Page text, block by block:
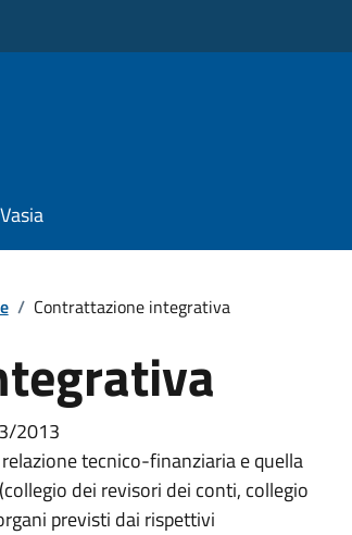
/ Contrattazione integrativa
2013
tecnico-finanziaria e quella
dei revisori dei conti, collegio
previsti dai rispettivi